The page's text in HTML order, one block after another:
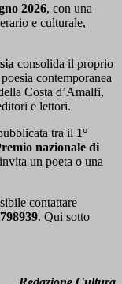
2026, con una
e culturale,
consolida il proprio
contemporanea
Costa d’Amalfi,
e lettori.
tra il 1°
nazionale di
un poeta o una
contattare
. Qui sotto